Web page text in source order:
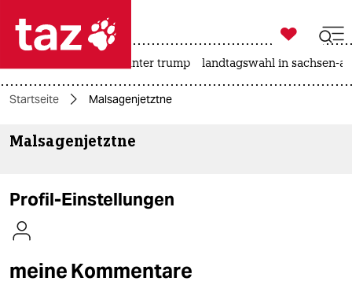
 taz zahl ich
taz zahl ich
themen
kultur

taz zahl ich
usa unter trump landtagswahl in sachsen-
Startseite Malsagenjetztne
Malsagenjetztne
Profil-Einstellungen
meine Kommentare